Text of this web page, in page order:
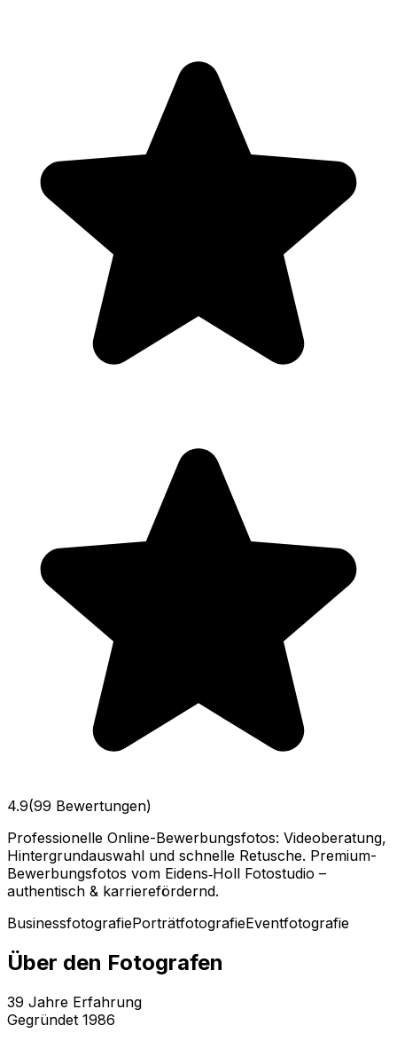
4.9(99 Bewertungen)
Professionelle Online-Bewerbungsfotos: Videoberatung,
Hintergrundauswahl und schnelle Retusche. Premium-
Bewerbungsfotos vom Eidens‑Holl Fotostudio –
authentisch & karrierefördernd.
BusinessfotografiePorträtfotografieEventfotografie
Über den Fotografen
39 Jahre Erfahrung
Gegründet 1986